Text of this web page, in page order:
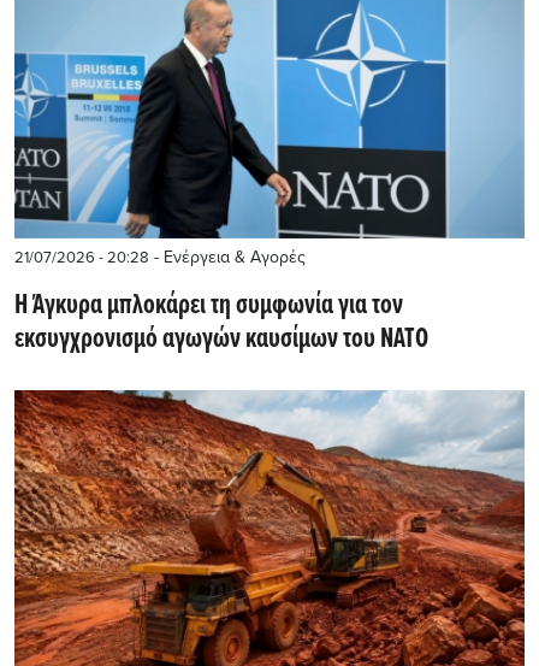
21/07/2026 - 20:28 - Ενέργεια & Αγορές
Η Άγκυρα μπλοκάρει τη συμφωνία για τον